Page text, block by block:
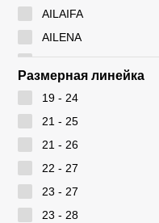
AILAIFA
AILENA
Ameiyida
AOWEI
Размерная линейка
19 - 24
21 - 25
21 - 26
22 - 27
23 - 27
23 - 28